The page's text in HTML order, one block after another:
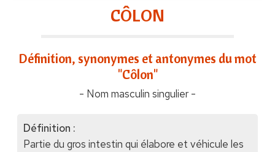
CÔLON
Définition, synonymes et antonymes du mot
"Côlon"
- Nom masculin singulier -
Définition :
Partie du gros intestin qui élabore et véhicule les